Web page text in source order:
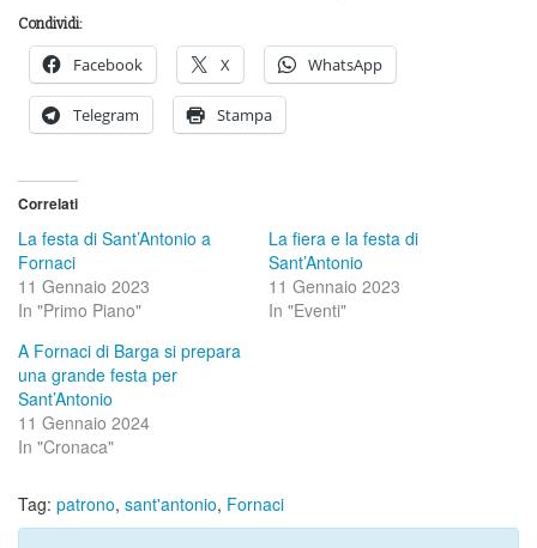
Condividi:
Facebook X WhatsApp
Telegram Stampa
Correlati
La festa di Sant’Antonio a
Fornaci
11 Gennaio 2023
In "Primo Piano"
La fiera e la festa di
Sant’Antonio
11 Gennaio 2023
In "Eventi"
A Fornaci di Barga si prepara
una grande festa per
Sant’Antonio
11 Gennaio 2024
In "Cronaca"
Tag: patrono, sant'antonio, Fornaci